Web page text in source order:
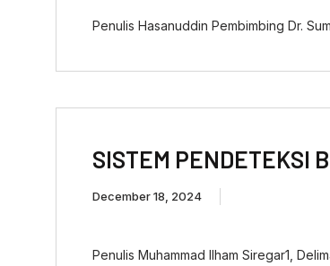
Penulis Hasanuddin Pembimbing Dr.
SISTEM PENDETEKSI
December 18, 2024
Penulis Muhammad Ilham Siregar1,